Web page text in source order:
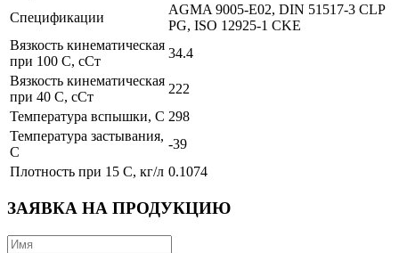
Спецификации
AGMA 9005-E02, DIN 51517-3 CLP
PG, ISO 12925-1 CKE
Вязкость кинематическая
при 100 С, сСт
34.4
Вязкость кинематическая
при 40 С, сСт
222
Температура вспышки, С 298
Температура застывания,
С
-39
Плотность при 15 С, кг/л 0.1074
ЗАЯВКА НА ПРОДУКЦИЮ